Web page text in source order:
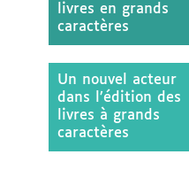
livres en grands
caractères
Un nouvel acteur
dans l’édition des
livres à grands
caractères